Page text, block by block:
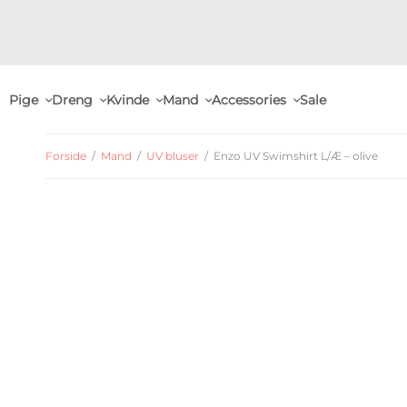
Pige Dreng Kvinde Mand Accessories Sale
Forside / Mand / UV bluser / Enzo UV Swimshirt L/Æ – olive